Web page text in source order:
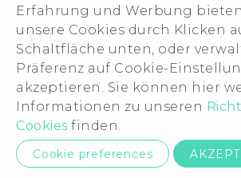
Erfahrung und Werbung
unsere Cookies durch Klicken
Schaltfläche unten, oder
Präferenz auf Cookie-
akzeptieren. Sie können hier
Informationen zu unseren
Cookies finden.
Cookie preferences
Impressum
Investor
Cookie Preferences
Offene Stellen
Security and Privacy Whitepaper
© 2011-2026 HTC Corporation
Legal Terms
Datenschutzkontakt:Global-